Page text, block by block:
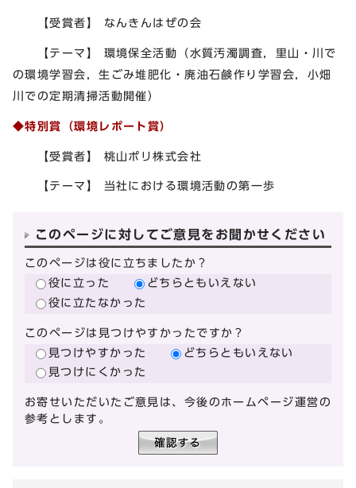
【受賞者】 なんきんはぜの会
【テーマ】 環境保全活動（水質汚濁調査，里山・川で
の環境学習会，生ごみ堆肥化・廃油石鹸作り学習会，小畑
川での定期清掃活動開催）
◆特別賞（環境レポート賞）
【受賞者】 桃山ポリ株式会社
【テーマ】 当社における環境活動の第一歩
このページに対してご意見をお聞かせください
このページは役に立ちましたか？
役に立った
どちらともいえない
役に立たなかった
このページは見つけやすかったですか？
見つけやすかった
どちらともいえない
見つけにくかった
お寄せいただいたご意見は、今後のホームページ運営の
参考とします。